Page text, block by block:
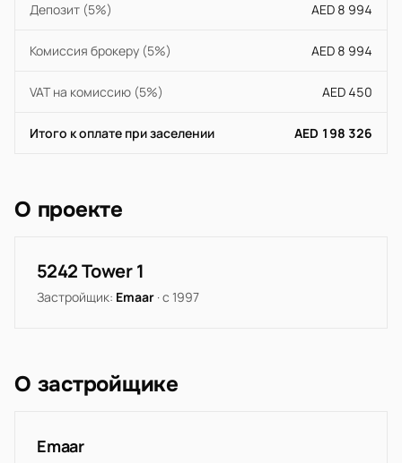
Депозит (5%) AED 8 994
Комиссия брокеру (5%) AED 8 994
VAT на комиссию (5%) AED 450
Итого к оплате при заселении AED 198 326
О проекте
5242 Tower 1
Застройщик: Emaar · с 1997
О застройщике
Emaar